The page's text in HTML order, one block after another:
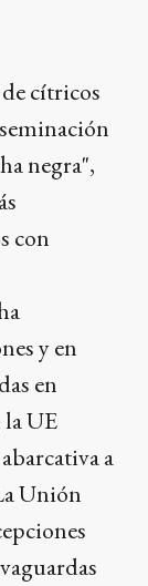
cítricos
negra",
con
y en
en
UE
a
Unión